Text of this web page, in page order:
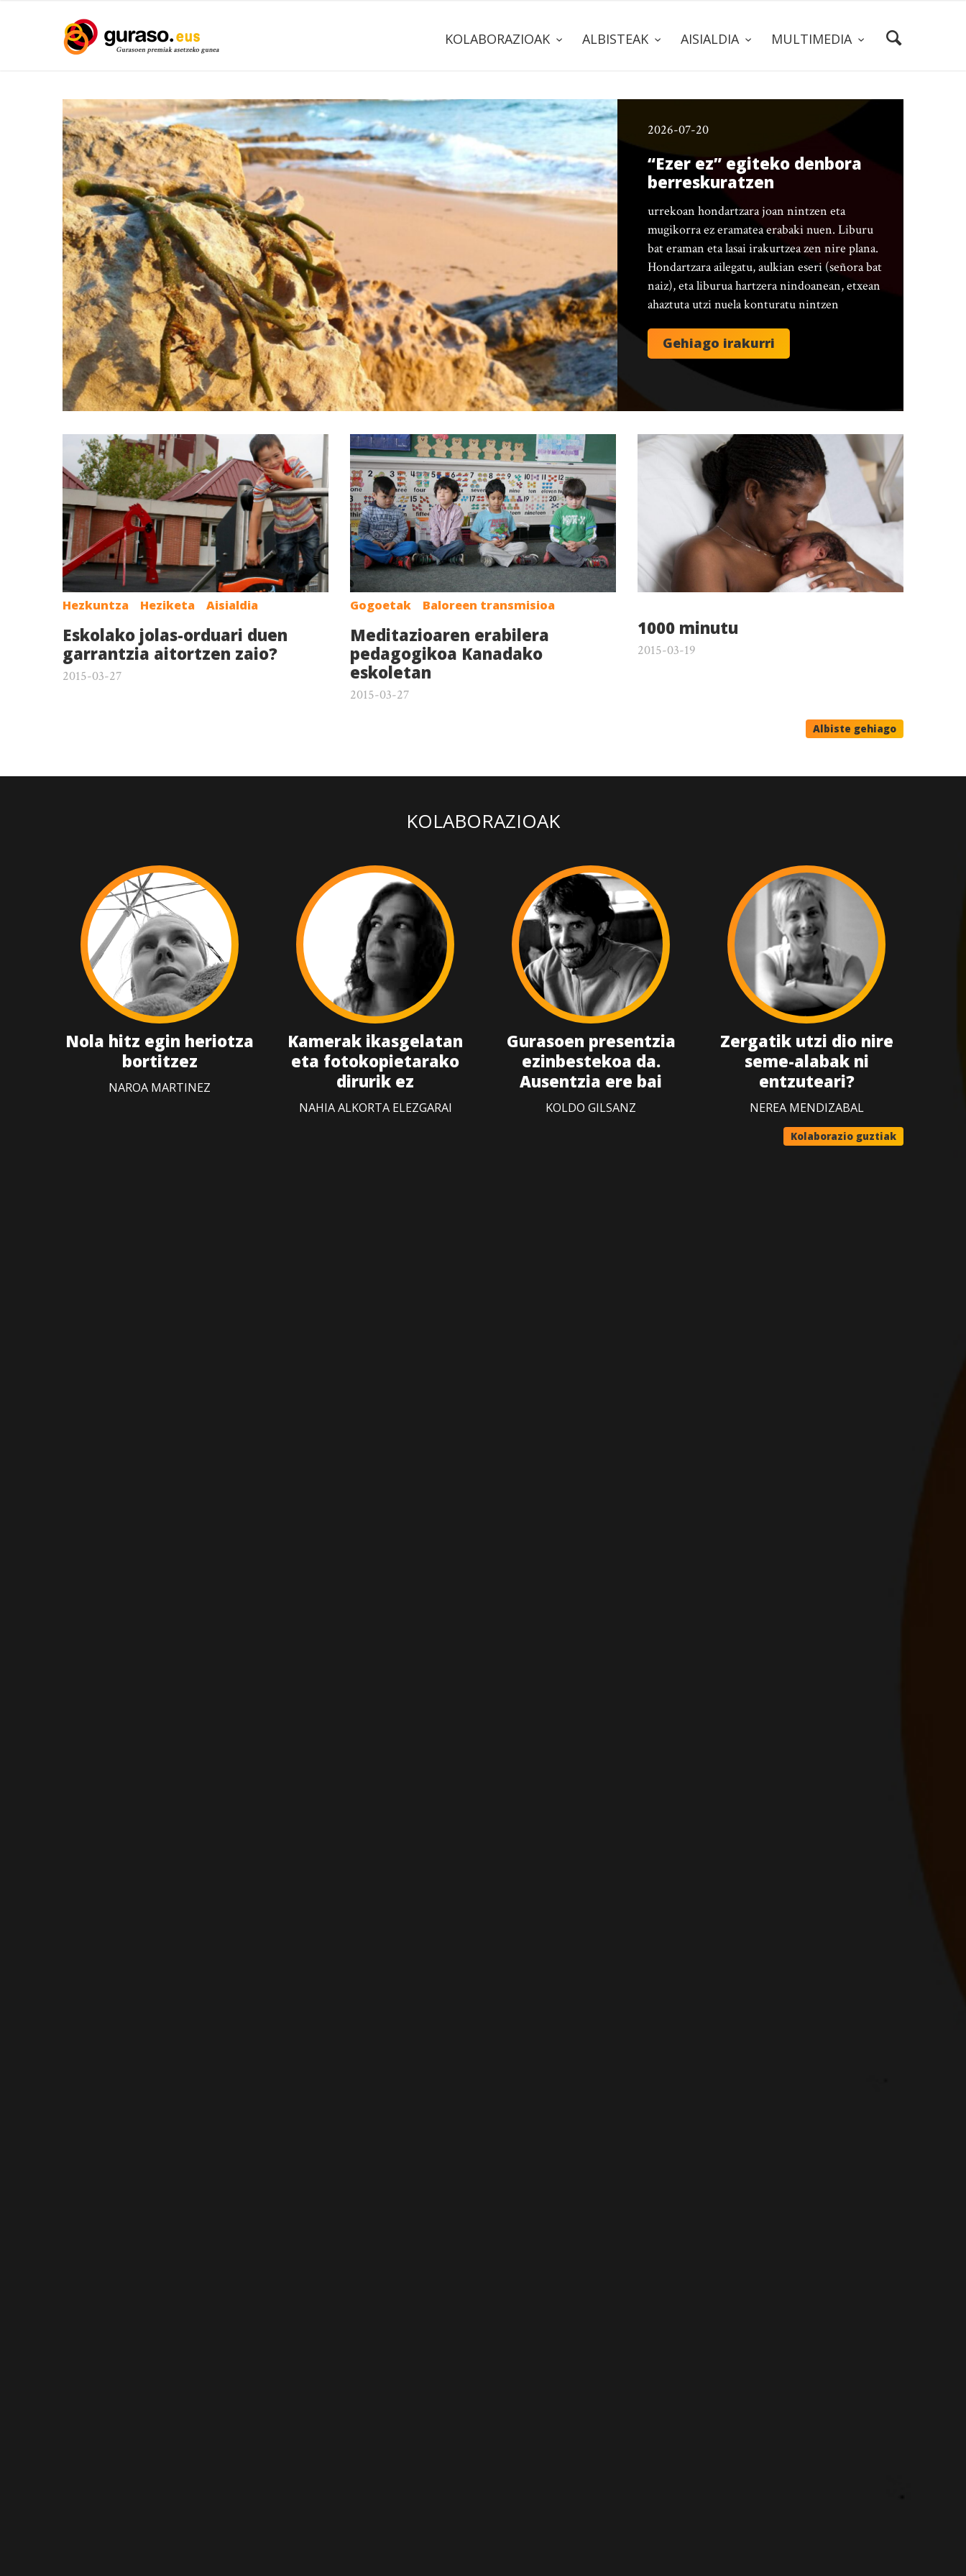
KOLABORAZIOAK ALBISTEAK AISIALDIA MULTIMEDIA
2026-07-20
“Ezer ez” egiteko denbora
berreskuratzen
urrekoan hondartzara joan nintzen eta
mugikorra ez eramatea erabaki nuen. Liburu
bat eraman eta lasai irakurtzea zen nire plana.
Hondartzara ailegatu, aulkian eseri (señora bat
naiz), eta liburua hartzera nindoanean, etxean
ahaztuta utzi nuela konturatu nintzen
Aisialdia
Heziketa
Hezkuntza
Eskolako jolas-orduari duen
garrantzia aitortzen zaio?
2015-03-27
Baloreen transmisioa
Gogoetak
Meditazioaren erabilera
pedagogikoa Kanadako
eskoletan
2015-03-27
1000 minutu
2015-03-19
Albiste gehiago
KOLABORAZIOAK
Nola hitz egin heriotza
bortitzez
NAROA MARTINEZ
Kamerak ikasgelatan
eta fotokopietarako
dirurik ez
NAHIA ALKORTA ELEZGARAI
Gurasoen presentzia
ezinbestekoa da.
Ausentzia ere bai
KOLDO GILSANZ
Zergatik utzi dio nire
seme-alabak ni
entzuteari?
NEREA MENDIZABAL
Kolaborazio guztiak